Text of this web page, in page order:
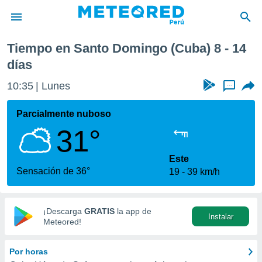
de
para
que se
calidad.
las
y
forma
basada
Tiempo en Santo Domingo (Cuba) 8 - 14
días
10:35 Lunes ...
Parcialmente nuboso
31°
Sensación de 36°
Este
19
39 km/h
¡Descarga GRATIS la app de
Meteored!
Instalar
Por horas